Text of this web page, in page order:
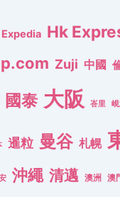
Expedia Hk
Zuji 中國
國泰 大阪 峇里
暹粒 曼谷 札幌
沖繩 清邁 澳洲 澳